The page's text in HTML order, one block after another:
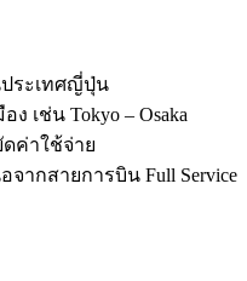
ระเทศญี่ปุ่น
เช่น Tokyo – Osaka
ค่าใช้จ่าย
ากสายการบิน Full Service